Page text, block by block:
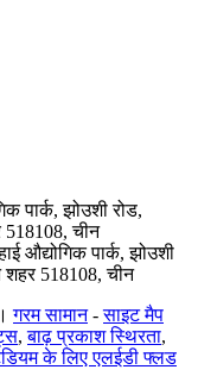
पार्क, झोउशी रोड,
चीन
औद्योगिक पार्क, झोउशी
518108, चीन
गरम सामान-साइट मैप
,बाढ़ प्रकाश स्थिरता,
के लिए एलईडी फ्लड